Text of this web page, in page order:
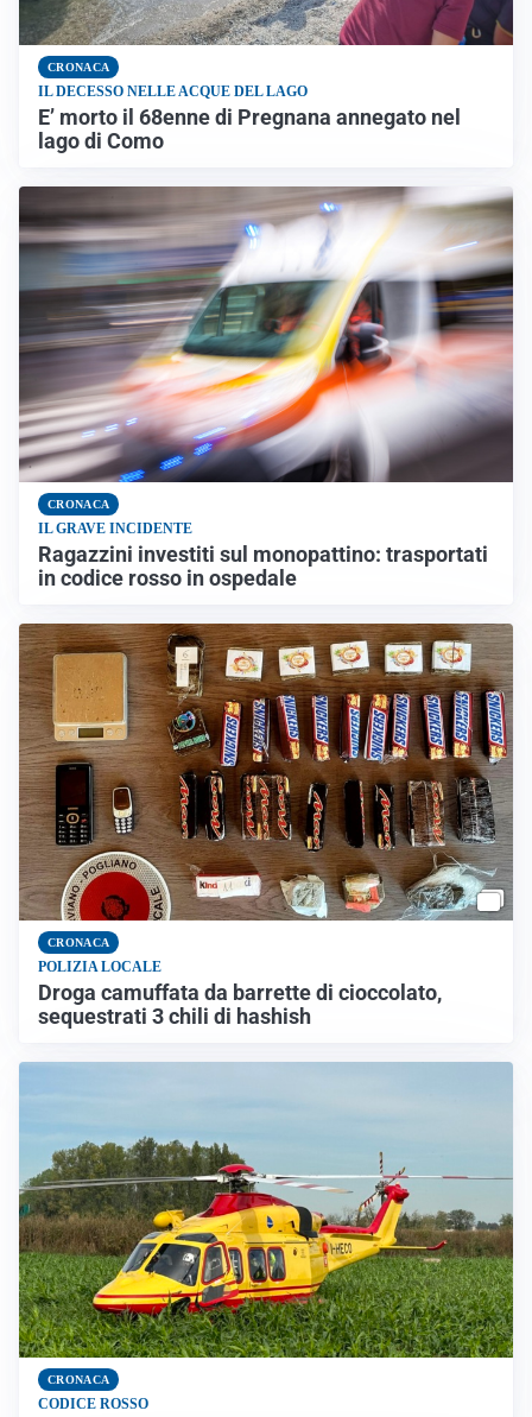
CRONACA
IL DECESSO NELLE ACQUE DEL LAGO
E’ morto il 68enne di Pregnana annegato nel
lago di Como
CRONACA
IL GRAVE INCIDENTE
Ragazzini investiti sul monopattino: trasportati
in codice rosso in ospedale
CRONACA
POLIZIA LOCALE
Droga camuffata da barrette di cioccolato,
sequestrati 3 chili di hashish
CRONACA
CODICE ROSSO